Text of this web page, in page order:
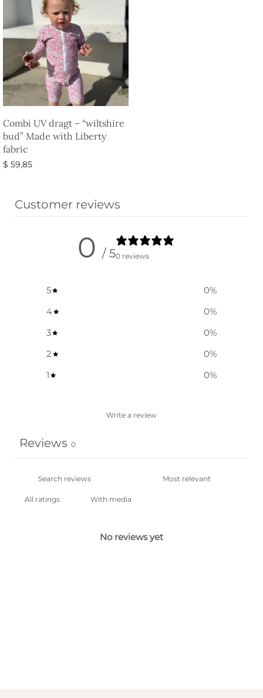
Combi UV dragt – “wiltshire
bud” Made with Liberty
fabric
$ 59,85
Customer reviews
0 / 50 reviews
5 0%
4
0%
3
0%
2
0%
1
0%
Write a review
Reviews 0
With media
No reviews yet